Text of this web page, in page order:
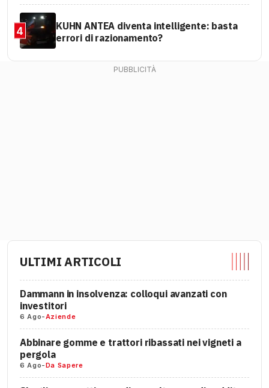
4
KUHN ANTEA diventa intelligente: basta
errori di razionamento?
ULTIMI ARTICOLI
Dammann in insolvenza: colloqui avanzati con
investitori
6 Ago-Aziende
Abbinare gomme e trattori ribassati nei vigneti a
pergola
6 Ago-Da Sapere